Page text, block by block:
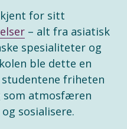
kjent for sitt
– alt fra asiatisk
spesialiteter og
ble dette en
friheten
som atmosfæren
sosialisere.